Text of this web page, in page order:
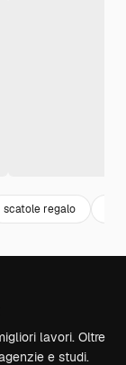
scatole regalo
lavori. Oltre
e studi.